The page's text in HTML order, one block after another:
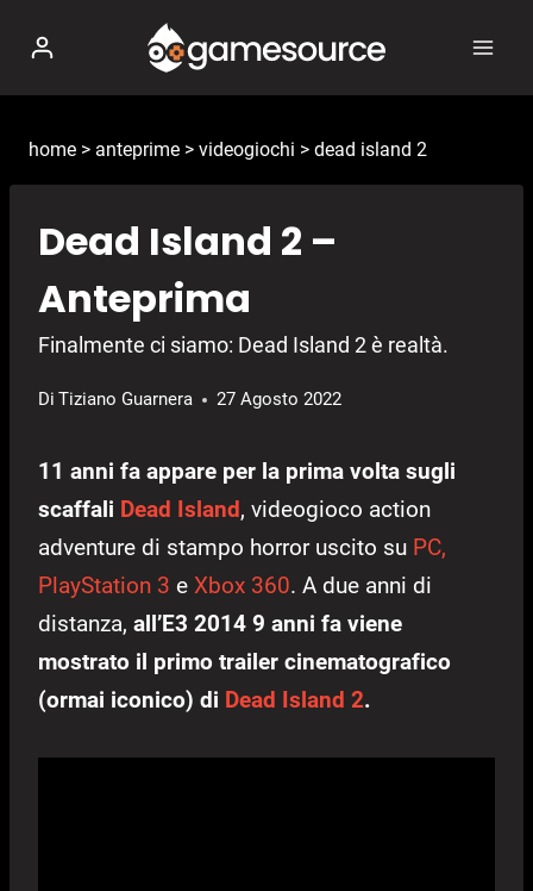
contenuto
home > anteprime > videogiochi > dead island 2
Dead Island 2 –
Anteprima
Finalmente ci siamo: Dead Island 2 è realtà.
Di Tiziano Guarnera 27 Agosto 2022
11 anni fa appare per la prima volta sugli
scaffali Dead Island, videogioco action
adventure di stampo horror uscito su PC,
PlayStation 3 e Xbox 360. A due anni di
distanza, all’E3 2014 9 anni fa viene
mostrato il primo trailer cinematografico
(ormai iconico) di Dead Island 2.